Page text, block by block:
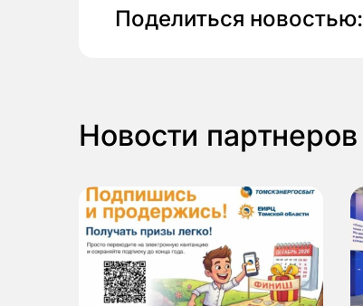
Поделиться новостью:
Новости партнеров